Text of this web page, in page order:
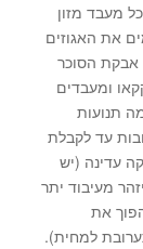
מעבד מזון
את האגוזים
הסוכר
ומעבדים
תנועות
עד לקבלת
עדינה (יש
מעיבוד יתר
את
למחית).